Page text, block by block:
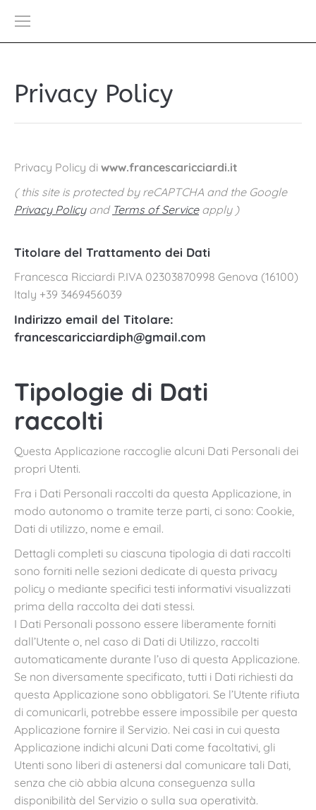
Privacy Policy
Privacy Policy di www.francescaricciardi.it
( this site is protected by reCAPTCHA and the Google
Privacy Policyand Terms of Serviceapply )
Titolare del Trattamento dei Dati
Francesca Ricciardi P.IVA 02303870998 Genova (16100)
Italy +39 3469456039
Indirizzo email del Titolare:
francescaricciardiph@gmail.com
Tipologie di Dati
raccolti
Questa Applicazione raccoglie alcuni Dati Personali dei
propri Utenti.
Fra i Dati Personali raccolti da questa Applicazione, in
modo autonomo o tramite terze parti, ci sono: Cookie,
Dati di utilizzo, nome e email.
Dettagli completi su ciascuna tipologia di dati raccolti
sono forniti nelle sezioni dedicate di questa privacy
policy o mediante specifici testi informativi visualizzati
prima della raccolta dei dati stessi.
I Dati Personali possono essere liberamente forniti
dall’Utente o, nel caso di Dati di Utilizzo, raccolti
automaticamente durante l’uso di questa Applicazione.
Se non diversamente specificato, tutti i Dati richiesti da
questa Applicazione sono obbligatori. Se l’Utente rifiuta
di comunicarli, potrebbe essere impossibile per questa
Applicazione fornire il Servizio. Nei casi in cui questa
Applicazione indichi alcuni Dati come facoltativi, gli
Utenti sono liberi di astenersi dal comunicare tali Dati,
senza che ciò abbia alcuna conseguenza sulla
disponibilità del Servizio o sulla sua operatività.